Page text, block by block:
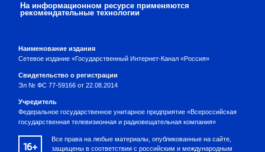
На информационном ресурсе применяются
рекомендательные технологии
Наименование издания
Сетевое издание «Государственный Интернет-Канал «Россия»
Свидетельство о регистрации
Эл № ФС 77-59166 от 22.08.2014
Учредитель
Федеральное государственное унитарное предприятие «Всероссийская
государственная телевизионная и радиовещательная компания»
16+
Все права на любые материалы, опубликованные на сайте,
защищены в соответствии с российским и международным